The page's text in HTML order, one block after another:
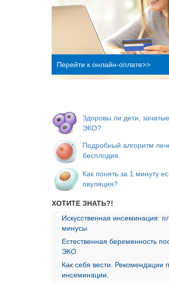
Перейти к онлайн-оплате>>
Здоровы ли дети,
ЭКО?
Подробный алгоритм
бесплодия.
Как понять за 1 минуту
овуляция?
ХОТИТЕ ЗНАТЬ?!
Искусственная инсеминация:
минусы
Естественная беременность
ЭКО
Как себя вести. Рекомендации
инсеминации.